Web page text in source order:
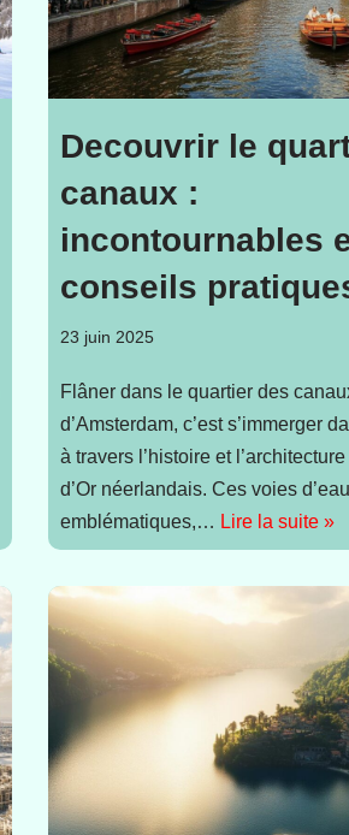
Decouvrir le
canaux :
incontournables
conseils
23 juin 2025
Flâner dans le quartier des
d’Amsterdam, c’est s’immerger
à travers l’histoire et
d’Or néerlandais. Ces voies d’eau
emblématiques,… Lire la suite »